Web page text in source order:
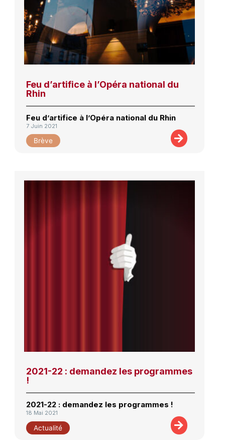
Feu d’artifice à l’Opéra national du
Rhin
Feu d’artifice à l’Opéra national du Rhin
7 Juin 2021
Brève
2021-22 : demandez les programmes
!
2021-22 : demandez les programmes !
18 Mai 2021
Actualité